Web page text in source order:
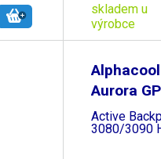
skladem u
výrobce
Aurora
Active
3080/3090